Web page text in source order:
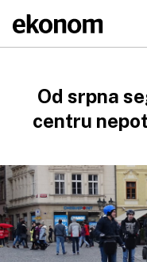
Od srpna
centru